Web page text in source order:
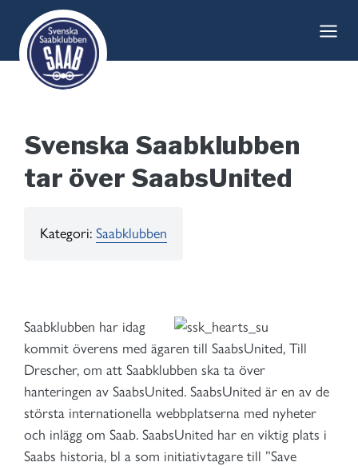
content
Svenska Saabklubben
tar över SaabsUnited
Kategori: Saabklubben
Saabklubben har idag
kommit överens med ägaren till SaabsUnited, Till
Drescher, om att Saabklubben ska ta över
hanteringen av SaabsUnited. SaabsUnited är en av de
största internationella webbplatserna med nyheter
och inlägg om Saab. SaabsUnited har en viktig plats i
Saabs historia, bl a som initiativtagare till ”Save